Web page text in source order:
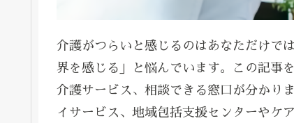
介護がつらいと感じるのはあなただけで
界を感じる」と悩んでいます。この記事
介護サービス、相談できる窓口が分かり
イサービス、地域包括支援センターやケ